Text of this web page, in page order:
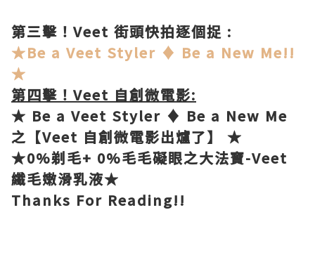
第三擊！Veet 街頭快拍逐個捉 :
★Be a Veet Styler ♦ Be a New Me!!
★
第四擊！Veet 自創微電影:
★ Be a Veet Styler ♦ Be a New Me
之【Veet 自創微電影出爐了】 ★
★0%剃毛+ 0%毛毛礙眼之大法寶-Veet
纖毛嫩滑乳液★
Thanks For Reading!!